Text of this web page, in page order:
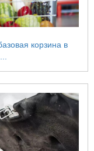
корзина в